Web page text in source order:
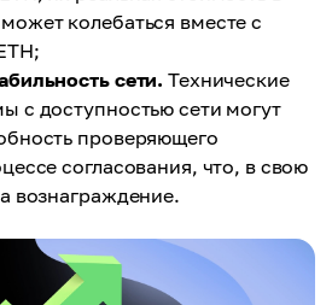
колебаться вместе с
сети. Технические
с доступностью сети могут
проверяющего
согласования, что, в свою
вознаграждение.